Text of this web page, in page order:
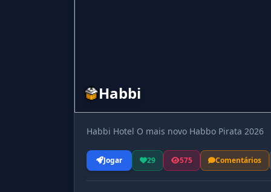
Habbi
Habbi Hotel O mais novo Habbo Pirata 2026
Jogar 29 575 Comentários